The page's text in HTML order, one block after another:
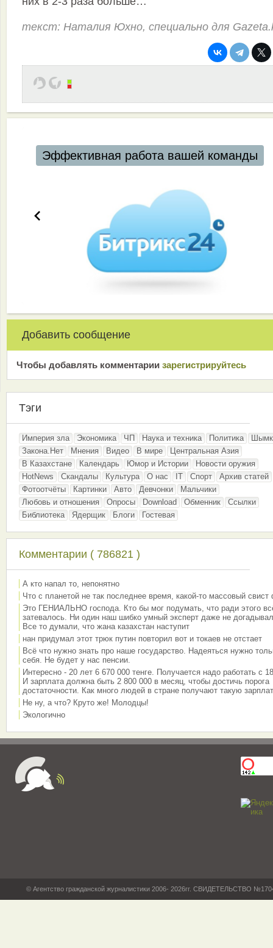
текст: Наталия Юхно, специально для
Добавить сообщение
Чтобы добавлять комментарии зарeгиcтрирyйтeсь
Тэги
Империя зла Экономика ЧП Наука и техника Политика
Закона.Нет
Мнения Видео В мире
Центральная Азия
В Казахстане
Календарь Юмор и Истории
Новости оружия
HotNews
Скандалы Культура О нас IT Спорт
Архив статей
Фотоотчёты
Картинки Авто Девчонки
Мальчики
Любовь и отношения
Опросы Download Обменник
Ссылки
Библиотека
Ядерщик Блоги Гостевая
Комментарии ( 786821 )
А кто напал то, непонятно
Что с планетой не так последнее время, какой-то массовый свист
Это ГЕНИАЛЬНО господа. Кто бы мог подумать, что ради этого
затевалось. Ни один наш шибко умный эксперт даже не
Все то думали, что жана казахстан наступит
нан придумал этот трюк путин повторил вот и токаев не отстает
Всё что нужно знать про наше государство. Надеяться нужно
себя. Не будет у нас пенсии.
Интересно - 20 лет 6 670 000 тенге. Получается надо работать с
И зарплата должна быть 2 800 000 в месяц, чтобы достичь порога
достаточности. Как много людей в стране получают такую
Не ну, а что? Круто же! Молодцы!
Экологично
© Агентство гражданской журналистики 2006- 2026гг. СВИДЕТЕЛЬСТВО